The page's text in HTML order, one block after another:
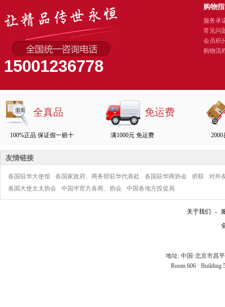
15001236778
购物
服务承
常见问
会员积
购物流
全真品
100%正品 保证假一赔十
免运费
满1000元 免运费
友情链接
各国驻华大使馆 各国家政府、商务部驻华代表处 各国驻华商协会 侨联
对外
各国大使太太协会
中国半官方各商、协会 中国各地方投促局
关于我们 -
地址: 中国·北京市昌
Room 606 · Building